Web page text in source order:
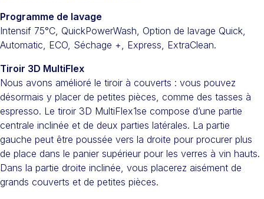
Programme de lavage
Intensif 75°C, QuickPowerWash, Option de lavage Quick,
Automatic, ECO, Séchage +, Express, ExtraClean.
Tiroir 3D MultiFlex
Nous avons amélioré le tiroir à couverts : vous pouvez
désormais y placer de petites pièces, comme des tasses à
espresso. Le tiroir 3D MultiFlex1se compose d’une partie
centrale inclinée et de deux parties latérales. La partie
gauche peut être poussée vers la droite pour procurer plus
de place dans le panier supérieur pour les verres à vin hauts.
Dans la partie droite inclinée, vous placerez aisément de
grands couverts et de petites pièces.